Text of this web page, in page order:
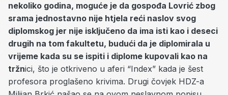
nekoliko godina, moguće je da gospođa Lovrić zbog
srama jednostavno nije htjela reći naslov svog
diplomskog jer nije isključeno da ima isti kao i deseci
drugih na tom fakultetu, budući da je diplomirala u
vrijeme kada su se ispiti i diplome kupovali kao na
tržnici, što je otkriveno u aferi “Index” kada je šest
profesora proglašeno krivima. Drugi čovjek HDZ-a